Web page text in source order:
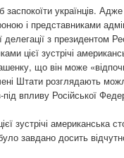
українців. Адже
і представниками
делегації з президентом
цієї зустрічі
що він може
Штати розглядають
впливу Російської
зустрічі американська
завдано досить